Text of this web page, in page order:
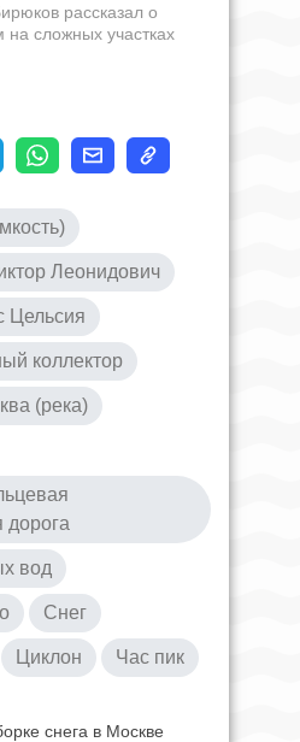
рассказал о
сложных участках
Леонидович
Цельсия
коллектор
(река)
дорога
вод
Снег
Циклон Час пик
снега в Москве